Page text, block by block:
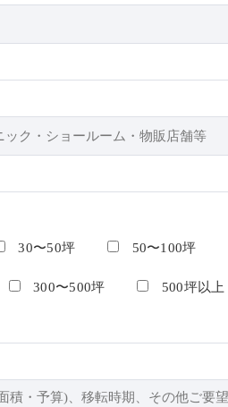
30〜50坪 50〜100坪
300〜500坪 500坪以上